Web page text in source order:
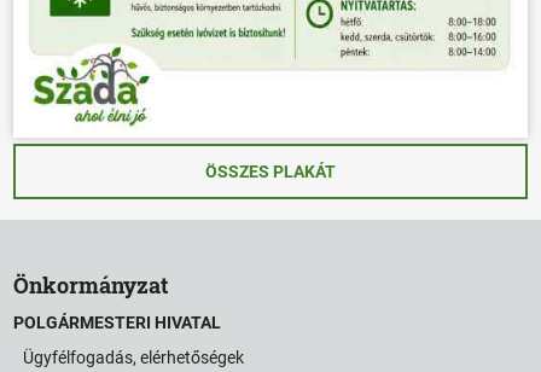
ÖSSZES PLAKÁT
Önkormányzat
POLGÁRMESTERI HIVATAL
Ügyfélfogadás, elérhetőségek